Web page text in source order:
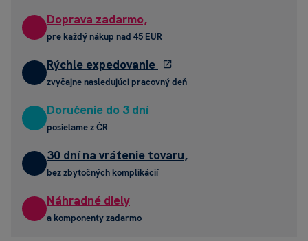
Doprava zadarmo,
pre každý nákup nad 45 EUR
Rýchle expedovanie
zvyčajne nasledujúci pracovný deň
Doručenie do 3 dní
posielame z ČR
30 dní na vrátenie tovaru,
bez zbytočných komplikácií
Náhradné diely
a komponenty zadarmo